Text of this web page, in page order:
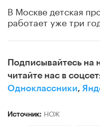
В Москве детская
работает уже три
Подписывайтесь на
читайте нас в
Одноклассники,
Источник: НОЖ